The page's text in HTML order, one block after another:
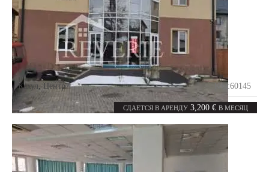
СДАЕТСЯ В АРЕНДУ 3,200 € В МЕСЯЦ
Кахул , Центр Код:60145
2комнаты 465m²